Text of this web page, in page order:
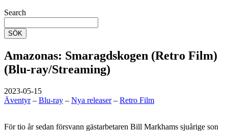
Search
SÖK
Amazonas: Smaragdskogen (Retro Film)
(Blu-ray/Streaming)
2023-05-15
Äventyr– Blu-ray – Nya releaser– Retro Film
För tio år sedan försvann gästarbetaren Bill Markhams sjuårige son